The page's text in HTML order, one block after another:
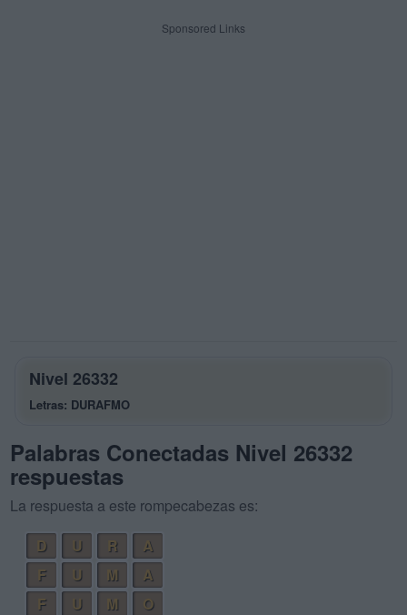
Sponsored Links
Nivel 26332
Letras: DURAFMO
Palabras Conectadas Nivel 26332
respuestas
La respuesta a este rompecabezas es:
D
U R
A
F
U M
A
F
U M
O